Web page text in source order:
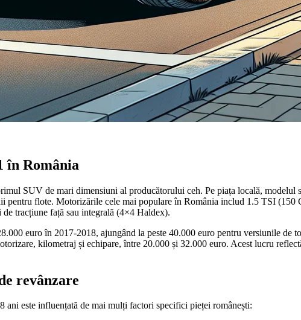
în România
SUV de mari dimensiuni al producătorului ceh. Pe piața locală, modelul
pentru flote. Motorizările cele mai populare în România includ 1.5 TSI
tracțiune față sau integrală (4×4 Haldex).
euro în 2017-2018, ajungând la peste 40.000 euro pentru versiunile de
kilometraj și echipare, între 20.000 și 32.000 euro. Acest lucru
revânzare
este influențată de mai mulți factori specifici pieței românești: